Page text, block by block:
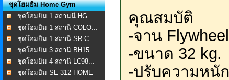
ชุดโฮมยิม Home Gym
ชุดโฮมยิม 1 สถานนี HG...
ชุดโฮมยิม 1 สถานี COLO...
ชุดโฮมยิม 1 สถานี SR-C...
ชุดโฮมยิม 3 สถานี BH15...
ชุดโฮมยิม 4 สถานี LC98...
ชุดโฮมยิม SE-312 HOME
คุณสมบัติ
-จาน
-ขนาด 32 kg.
-ปรับความหนั